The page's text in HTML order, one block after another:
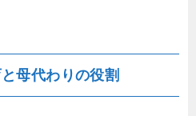
母代わりの役割